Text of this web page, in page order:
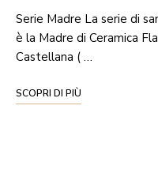
Serie Madre La serie di
è la Madre di Ceramica
Castellana ( …
SCOPRI DI PIÙ